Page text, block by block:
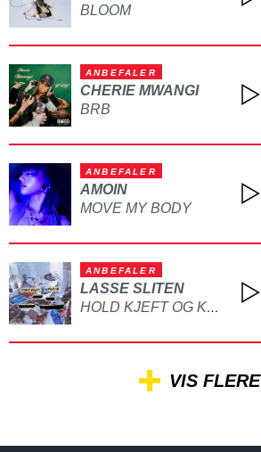
BLOOM
ANBEFALER
CHERIE MWANGI
BRB
ANBEFALER
AMOIN
MOVE MY BODY
ANBEFALER
LASSE SLITEN
HOLD KJEFT OG KYSS MEG
VIS FLERE